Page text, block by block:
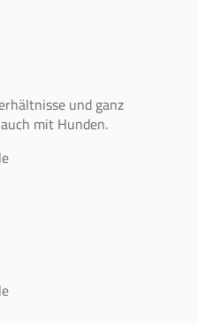
und ganz
mit Hunden.